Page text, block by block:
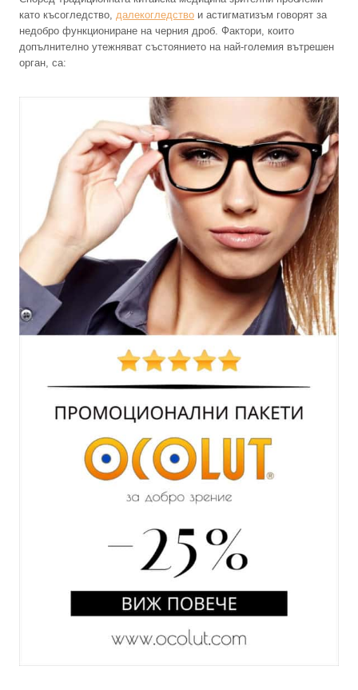
като късогледство, далекогледство и астигматизъм говорят за
недобро функциониране на черния дроб. Фактори, които
допълнително утежняват състоянието на най-големия вътрешен
орган, са: